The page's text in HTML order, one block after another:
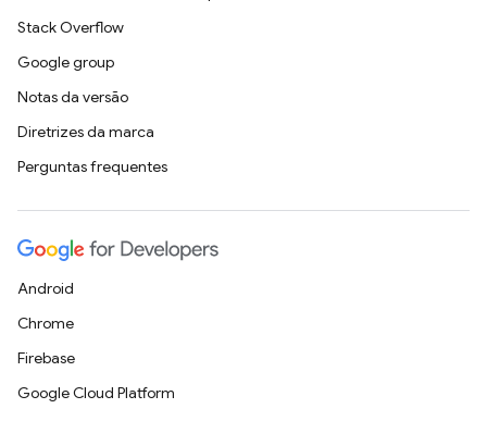
Stack Overflow
Google group
Notas da versão
Diretrizes da marca
Perguntas frequentes
Android
Chrome
Firebase
Google Cloud Platform